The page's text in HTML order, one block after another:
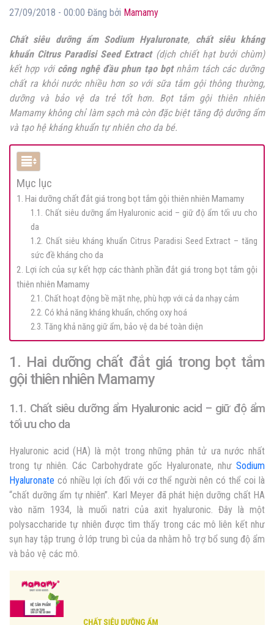
27/09/2018 - 00:00 Đăng bởi Mamamy
Chất siêu dưỡng ẩm Sodium Hyaluronate, chất siêu kháng
khuẩn Citrus Paradisi Seed Extract(dịch chiết hạt bưởi chùm)
kết hợp với công nghệ đầu phun tạo bọtnhằm tách các dưỡng
chất ra khỏi nước nhiều hơn so với sữa tắm gội thông thường,
dưỡng và bảo vệ da trẻ tốt hơn. Bọt tắm gội thiên nhiên
Mamamykhông chỉ làm sạch mà còn đặc biệt tăng độ dưỡng ẩm
và tạo hệ kháng khuẩn tự nhiên cho da bé.
Mục lục
1. Hai dưỡng chất đắt giá trong bọt tắm gội thiên nhiên Mamamy
1.1. Chất siêu dưỡng ẩm Hyaluronic acid – giữ độ ẩm tối ưu cho
da
1.2. Chất siêu kháng khuẩn Citrus Paradisi Seed Extract – tăng
sức đề kháng cho da
2. Lợi ích của sự kết hợp các thành phần đắt giá trong bọt tắm gội
thiên nhiên Mamamy
2.1. Chất hoạt động bề mặt nhẹ, phù hợp với cả da nhạy cảm
2.2. Có khả năng kháng khuẩn, chống oxy hoá
2.3. Tăng khả năng giữ ẩm, bảo vệ da bé toàn diện
1. Hai dưỡng chất đắt giá trong bọt tắm
gội thiên nhiên Mamamy
1.1. Chất siêu dưỡng ẩm Hyaluronic acid – giữ độ ẩm
tối ưu cho da
Hyaluronic acid (HA) là một trong những phân tử ưa nước nhất
trong tự nhiên. Các Carbohydrate gốc Hyaluronate, như Sodium
Hyaluronate có nhiều lợi ích đối với cơ thể người nên có thể coi là
“chất dưỡng ẩm tự nhiên”. Karl Meyer đã phát hiện dưỡng chất HA
vào năm 1934, là muối natri của axit hyaluronic. Đây là một
polysaccharide tự nhiên được tìm thấy trong các mô liên kết như
sụn hay tập trung ở lớp trung bì của da nhằm hỗ trợ bổ sung độ ẩm
và bảo vệ các mô.